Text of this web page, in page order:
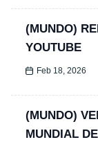
(MUNDO)
YOUTUBE
Feb 18, 2026
(MUNDO)
MUNDIAL